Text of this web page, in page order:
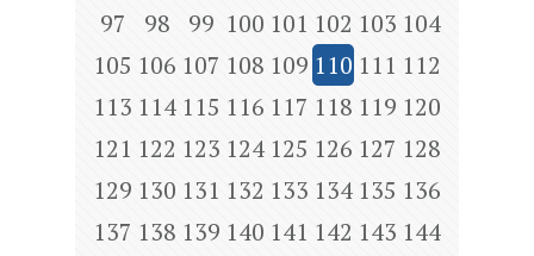
97
98 99 100 101 102 103 104
105 106 107 108 109 110 111 112
113 114 115 116 117 118 119 120
121 122 123 124 125 126 127 128
129 130 131 132 133 134 135 136
137 138 139 140 141 142 143 144